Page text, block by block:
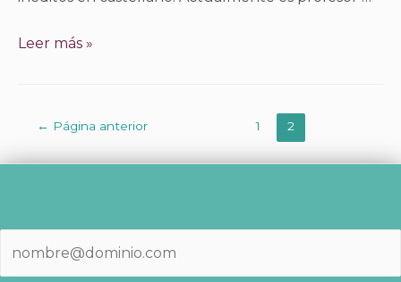
Rediker,
Leer más »
Paginación
← Página anterior 1 2